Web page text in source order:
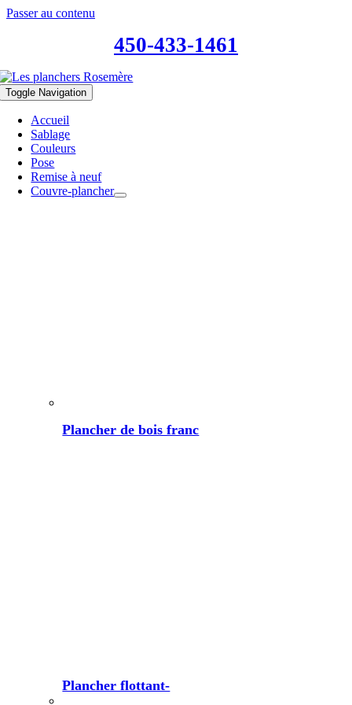
Passer au contenu
450-433-1461
Toggle Navigation
Accueil
Sablage
Couleurs
Pose
Remise à neuf
Couvre-plancher
Plancher de bois franc
Plancher flottant-